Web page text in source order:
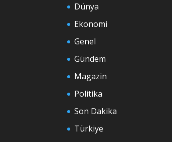
Dünya
Ekonomi
Genel
Gündem
Magazin
Politika
Son Dakika
Türkiye